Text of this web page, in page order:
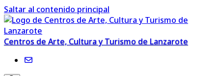
Saltar al contenido principal
Centros de Arte, Cultura y Turismo de Lanzarote